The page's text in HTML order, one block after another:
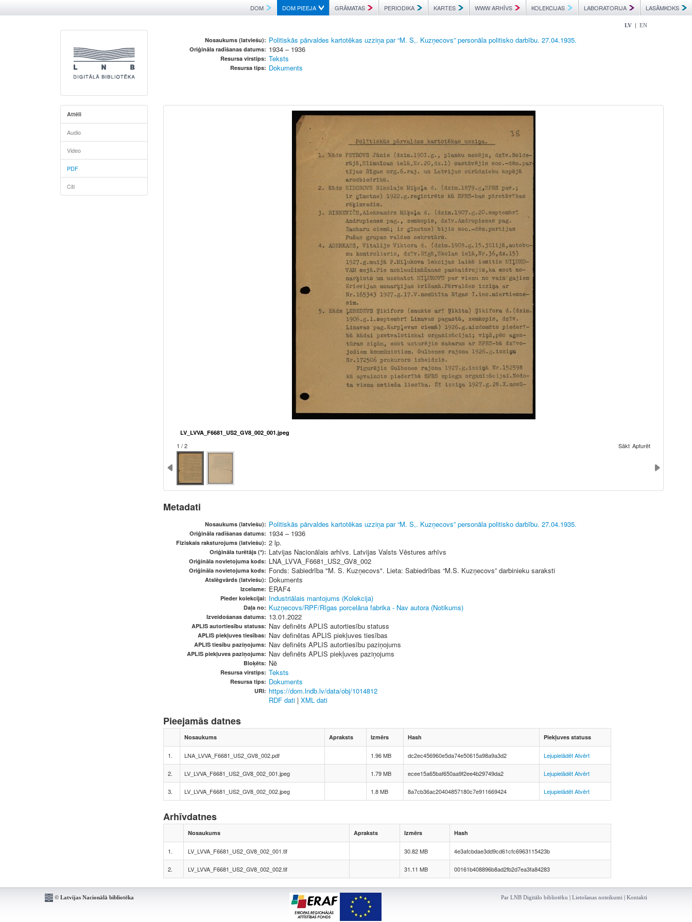
DOM DOM PIEEJA GRĀMATAS PERIODIKA KARTES WWW ARHĪVS KOLEKCIJAS LABORATORIJA LASĀMKOKS
LV | EN
Nosaukums (latviešu): Politiskās pārvaldes kartotēkas uzziņa par “M. S,. Kuzņecovs” personāla politisko darbību. 27.04.1935.
Oriģināla radīšanas datums: 1934 – 1936
Resursa virstips: Teksts
Resursa tips: Dokuments
Attēli
Audio
Video
PDF
Citi
LV_LVVA_F6681_US2_GV8_002_001.jpeg
1 / 2 Sākt Apturēt
Metadati
Nosaukums (latviešu): Politiskās pārvaldes kartotēkas uzziņa par “M. S,. Kuzņecovs” personāla politisko darbību. 27.04.1935.
Oriģināla radīšanas datums: 1934 – 1936
Fiziskais raksturojums (latviešu): 2 lp.
Oriģināla turētājs (*): Latvijas Nacionālais arhīvs. Latvijas Valsts Vēstures arhīvs
Oriģināla novietojuma kods: LNA_LVVA_F6681_US2_GV8_002
Oriģināla novietojuma kods: Fonds: Sabiedrība "M. S. Kuzņecovs". Lieta: Sabiedrības “M.S. Kuzņecovs” darbinieku saraksti
Atslēgvārds (latviešu): Dokuments
Izcelsme: ERAF4
Pieder kolekcijai: Industriālais mantojums (Kolekcija)
Daļa no: Kuzņecovs/RPF/Rīgas porcelāna fabrika - Nav autora (Notikums)
Izveidošanas datums: 13.01.2022
APLIS autortiesību statuss: Nav definēts APLIS autortiesību statuss
APLIS piekļuves tiesības: Nav definētas APLIS piekļuves tiesības
APLIS tiesību paziņojums: Nav definēts APLIS autortiesību paziņojums
APLIS piekļuves paziņojums: Nav definēts APLIS piekļuves paziņojums
Bloķēts: Nē
Resursa virstips: Teksts
Resursa tips: Dokuments
URI: https://dom.lndb.lv/data/obj/1014812
RDF dati | XML dati
Pieejamās datnes
Nosaukums Apraksts Izmērs Hash Piekļuves statuss
1. LNA_LVVA_F6681_US2_GV8_002.pdf 1.96 MB dc2ec456960e5da74e50615a98a9a3d2 LejupielādētAtvērt
2. LV_LVVA_F6681_US2_GV8_002_001.jpeg 1.79 MB ecee15a65baf650aa9f2ee4b29749da2 LejupielādētAtvērt
3. LV_LVVA_F6681_US2_GV8_002_002.jpeg 1.8 MB 8a7cb36ac20404857180c7e911669424 LejupielādētAtvērt
Arhīvdatnes
Nosaukums Apraksts Izmērs Hash
1. LV_LVVA_F6681_US2_GV8_002_001.tif 30.82 MB 4e3afcbdae3dd9cd61cfc6963115423b
2. LV_LVVA_F6681_US2_GV8_002_002.tif 31.11 MB 00161b408896b8ad2fb2d7ea3fa84283
© Latvijas Nacionālā bibliotēka Par LNB Digitālo bibliotēku | Lietošanas noteikumi | Kontakti